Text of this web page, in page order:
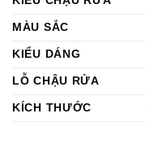
MÀU SẮC
KIỂU DÁNG
LỖ CHẬU RỬA
KÍCH THƯỚC